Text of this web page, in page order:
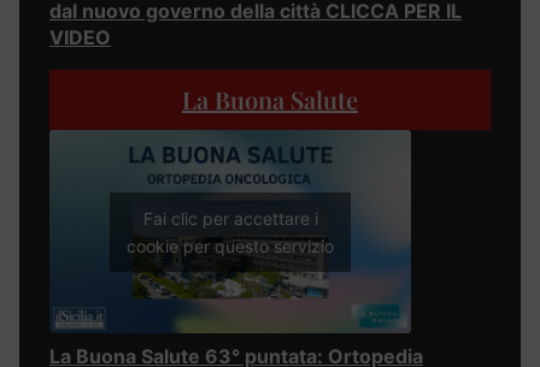
dal nuovo governo della città CLICCA PER IL
VIDEO
La Buona Salute
Fai clic per accettare i
cookie per questo servizio
La Buona Salute 63° puntata: Ortopedia